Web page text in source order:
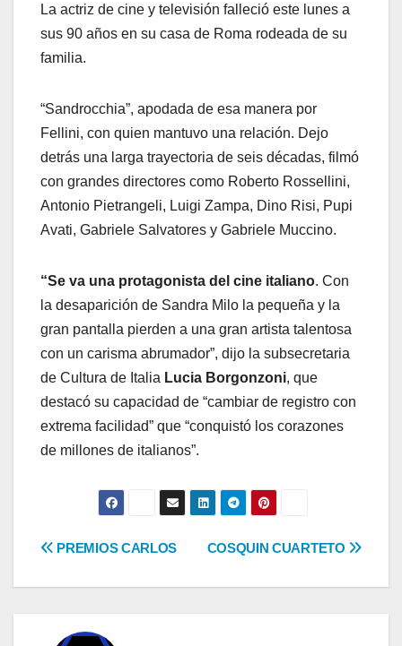
La actriz de cine y televisión falleció este lunes a
sus 90 años en su casa de Roma rodeada de su
familia.
“Sandrocchia”, apodada de esa manera por
Fellini, con quien mantuvo una relación. Dejo
detrás una larga trayectoria de seis décadas, filmó
con grandes directores como Roberto Rossellini,
Antonio Pietrangeli, Luigi Zampa, Dino Risi, Pupi
Avati, Gabriele Salvatores y Gabriele Muccino.
“Se va una protagonista del cine italiano. Con
la desaparición de Sandra Milo la pequeña y la
gran pantalla pierden a una gran artista talentosa
con un carisma abrumador”, dijo la subsecretaria
de Cultura de Italia Lucia Borgonzoni, que
destacó su capacidad de “cambiar de registro con
extrema facilidad” que “conquistó los corazones
de millones de italianos”.
Navegación
de
entradas
COSQUIN CUARTETO
PREMIOS CARLOS